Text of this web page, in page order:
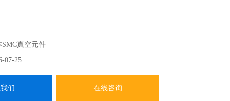
SMC真空元件
07-25
们 在线咨询